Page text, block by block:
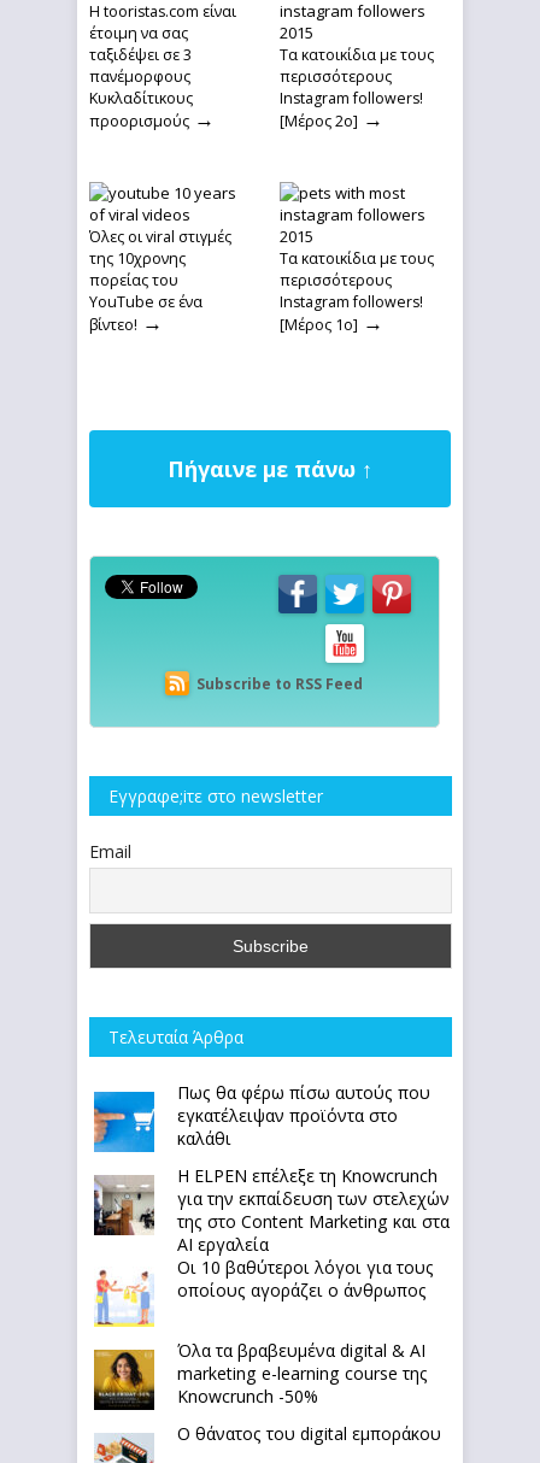
Η tooristas.com είναι
έτοιμη να σας
ταξιδέψει σε 3
πανέμορφους
Κυκλαδίτικους
προορισμούς →
Τα κατοικίδια με τους
περισσότερους
Instagram followers!
[Μέρος 2ο] →
Όλες οι viral στιγμές
της 10χρονης
πορείας του
YouTube σε ένα
βίντεο! →
Τα κατοικίδια με τους
περισσότερους
Instagram followers!
[Μέρος 1ο] →
Πήγαινε με πάνω ↑
Subscribe to RSS Feed
Εγγραφe;iτε στο newsletter
Email
Τελευταία Άρθρα
Πως θα φέρω πίσω αυτούς που
εγκατέλειψαν προϊόντα στο
καλάθι
Η ELPEN επέλεξε τη Knowcrunch
για την εκπαίδευση των στελεχών
της στο Content Marketing και στα
AI εργαλεία
Οι 10 βαθύτεροι λόγοι για τους
οποίους αγοράζει ο άνθρωπος
Όλα τα βραβευμένα digital & AI
marketing e-learning course της
Knowcrunch -50%
Ο θάνατος του digital εμποράκου